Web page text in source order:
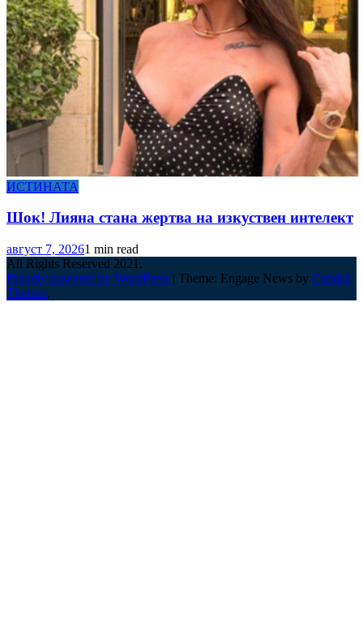
ИСТИНАТА
Шок! Лияна стана жертва на изкуствен интелект
август 7, 20261 min read
All Rights Reserved 2021.
Proudly powered by WordPress | Theme: Engage News by Candid
Themes.